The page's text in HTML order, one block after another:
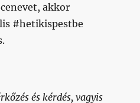
akkor
#hetikispestbe
és kérdés, vagyis